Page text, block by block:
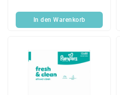
In den Warenkorb